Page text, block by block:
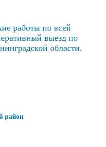
работы по всей
выезд по
области.
район